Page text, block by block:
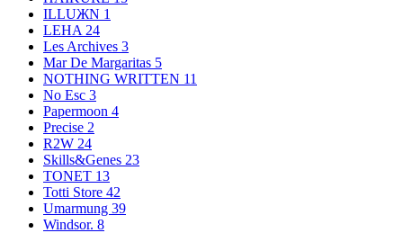
ILLUЖN 1
LEHA 24
Les Archives 3
Mar De Margaritas 5
NOTHING WRITTEN 11
No Esc 3
Papermoon 4
Precise 2
R2W 24
Skills&Genes 23
TONET 13
Totti Store 42
Umarmung 39
Windsor. 8